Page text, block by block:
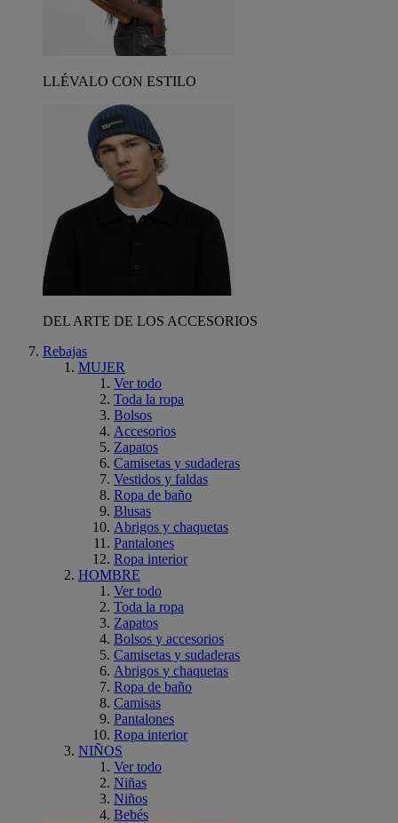
LLÉVALO CON ESTILO
DEL ARTE DE LOS ACCESORIOS
Rebajas
MUJER
Ver todo
Toda la ropa
Bolsos
Accesorios
Zapatos
Camisetas y sudaderas
Vestidos y faldas
Ropa de baño
Blusas
Abrigos y chaquetas
Pantalones
Ropa interior
HOMBRE
Ver todo
Toda la ropa
Zapatos
Bolsos y accesorios
Camisetas y sudaderas
Abrigos y chaquetas
Ropa de baño
Camisas
Pantalones
Ropa interior
NIÑOS
Ver todo
Niñas
Niños
Bebés